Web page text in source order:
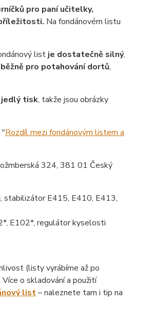
pro paní učitelky,
Na fondánovém listu
list je dostatečně silný,
pro potahování dortů,
jedlý tisk, takže jsou obrázky
Rozdíl mezi fondánovým listem a
324, 381 01 Český
stabilizátor E415, E410, E413,
E102*, regulátor kyselosti
(listy vyrábíme až po
o skladování a použití
list– naleznete tam i tip na